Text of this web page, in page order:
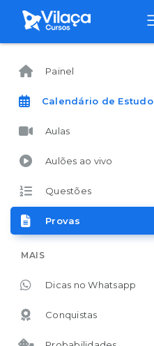
Painel
Calendário de Estudo
Aulas
Aulões ao vivo
Questões
Provas
MAIS
Dicas no Whatsapp
Conquistas